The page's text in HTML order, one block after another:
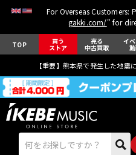
For Overseas Customers:
gakki.com/" for
TOP 買う
ストア
売る
中古買取
イ
【重要】熊本県で発生した地震